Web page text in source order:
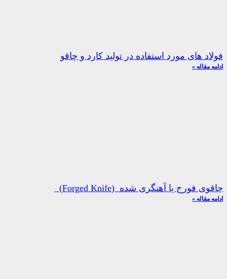
فولاد های مورد استفاده در تولید کارد و چاقو
ادامه مقاله »
چاقوی فورج یا آهنگری شده (Forged Knife)
ادامه مقاله »